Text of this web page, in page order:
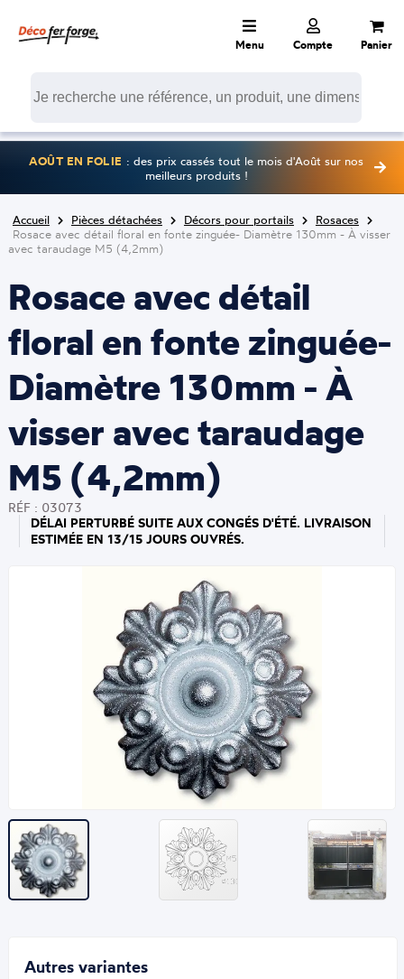
Menu Compte Panier
AOÛT EN FOLIE : des prix cassés tout le mois d'Août sur nos
meilleurs produits !
Accueil Pièces détachées Décors pour portails
Rosaces
Rosace avec détail floral en fonte zinguée- Diamètre 130mm - À visser
avec taraudage M5 (4,2mm)
Rosace avec détail
floral en fonte zinguée-
Diamètre 130mm - À
visser avec taraudage
M5 (4,2mm)
RÉF : 03073
DÉLAI PERTURBÉ SUITE AUX CONGÉS D'ÉTÉ. LIVRAISON
ESTIMÉE EN 13/15 JOURS OUVRÉS.
Autres variantes